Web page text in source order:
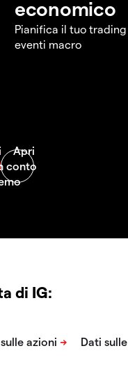
economico
Pianifica il tuo
eventi macro
di IG: